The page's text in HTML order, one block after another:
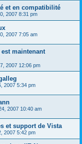
et en compatibilité
2007 8:31 pm
2007 7:05 am
est maintenant
2007 12:06 pm
2007 5:34 pm
2007 10:40 am
et support de Vista
2007 5:42 pm